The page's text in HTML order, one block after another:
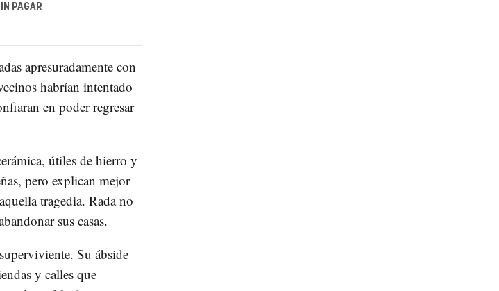
PAGAR
apresuradamente con
habrían intentado
en poder regresar
útiles de hierro y
pero explican mejor
tragedia. Rada no
sus casas.
Su ábside
y calles que